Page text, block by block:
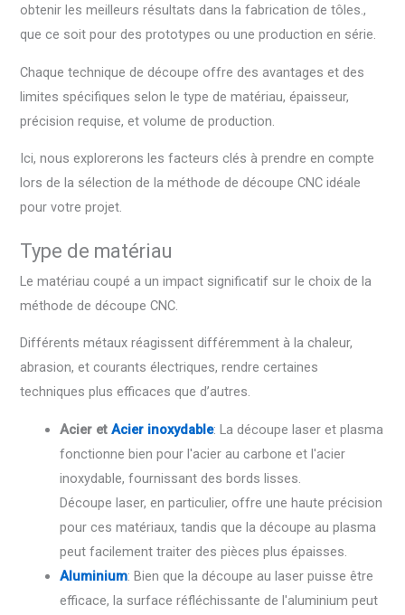
obtenir les meilleurs résultats dans la fabrication de tôles.,
que ce soit pour des prototypes ou une production en série.
Chaque technique de découpe offre des avantages et des
limites spécifiques selon le type de matériau, épaisseur,
précision requise, et volume de production.
Ici, nous explorerons les facteurs clés à prendre en compte
lors de la sélection de la méthode de découpe CNC idéale
pour votre projet.
Type de matériau
Le matériau coupé a un impact significatif sur le choix de la
méthode de découpe CNC.
Différents métaux réagissent différemment à la chaleur,
abrasion, et courants électriques, rendre certaines
techniques plus efficaces que d’autres.
Acier etAcier inoxydable: La découpe laser et plasma
fonctionne bien pour l'acier au carbone et l'acier
inoxydable, fournissant des bords lisses.
Découpe laser, en particulier, offre une haute précision
pour ces matériaux, tandis que la découpe au plasma
peut facilement traiter des pièces plus épaisses.
Aluminium: Bien que la découpe au laser puisse être
efficace, la surface réfléchissante de l'aluminium peut